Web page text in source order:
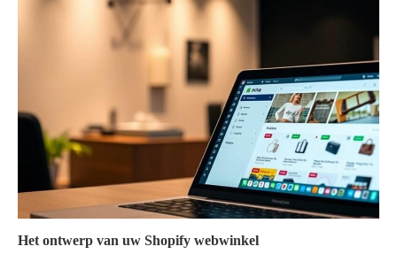
Het ontwerp van uw Shopify webwinkel